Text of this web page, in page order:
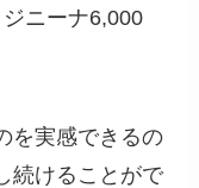
ニーナ6,000
を実感できるの
続けることがで